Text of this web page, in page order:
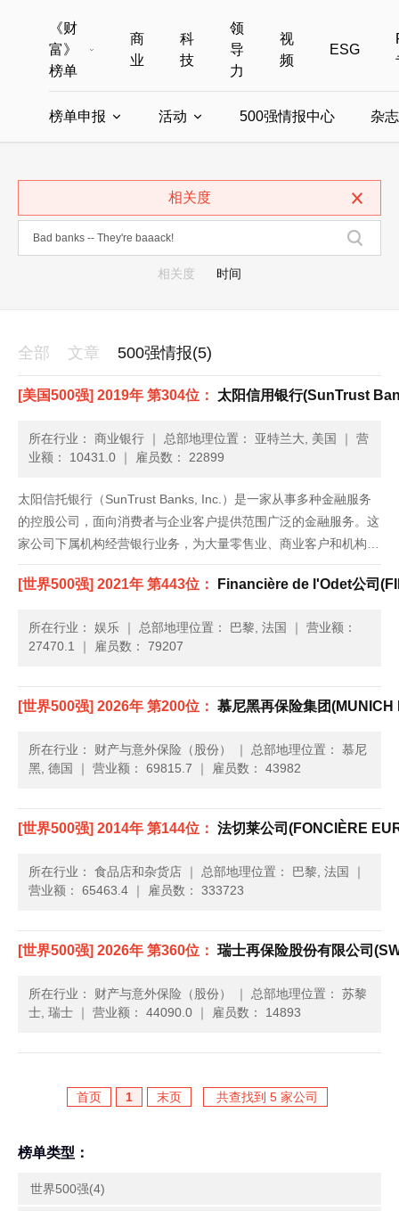
《财
富》
榜单
全部榜单
中国最具影响力商界女性
商
业
科
技
领
导
力
视
频
ESG
榜单申报 活动 500强情报中心 杂
相关度
相关度 时间
全部 文章 500强情报(5)
[美国500强] 2019年 第304位： 太阳信用银行(SunTrust
所在行业： 商业银行 ｜ 总部地理位置： 亚特兰大, 美国 ｜ 营
业额： 10431.0 ｜ 雇员数： 22899
太阳信托银行（SunTrust Banks, Inc.）是一家从事多种金融服务
的控股公司，面向消费者与企业客户提供范围广泛的金融服务。这
家公司下属机构经营银行业务，为大量零售业、商业客户和机构客
户提供存款、信贷、信托与投资服务。它还有一些下属机构提供银
行抵押、证券经纪、投资管理、设备租赁、资本市场服......
[世界500强] 2021年 第443位： Financière de l'Odet公司
所在行业： 娱乐 ｜ 总部地理位置： 巴黎, 法国 ｜ 营业额：
27470.1
｜ 雇员数： 79207
[世界500强] 2026年 第200位： 慕尼黑再保险集团(MUNICH
所在行业： 财产与意外保险（股份） ｜ 总部地理位置： 慕尼
黑, 德国
｜ 营业额： 69815.7 ｜ 雇员数： 43982
[世界500强] 2014年 第144位： 法切莱公司(FONCIÈRE
所在行业： 食品店和杂货店 ｜ 总部地理位置： 巴黎, 法国
｜
营业额： 65463.4 ｜ 雇员数： 333723
[世界500强] 2026年 第360位： 瑞士再保险股份有限公司
所在行业： 财产与意外保险（股份） ｜ 总部地理位置： 苏黎
士, 瑞士 ｜ 营业额： 44090.0 ｜ 雇员数： 14893
首页 1 末页 共查找到 5 家公司
榜单类型：
世界500强(4)